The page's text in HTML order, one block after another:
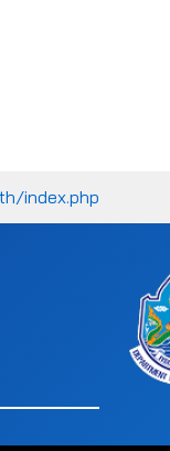
index.php